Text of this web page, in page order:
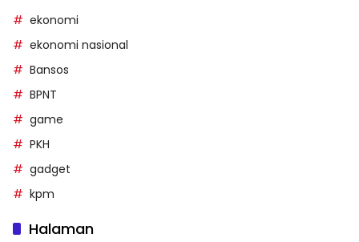
ekonomi
ekonomi nasional
Bansos
BPNT
game
PKH
gadget
kpm
Halaman